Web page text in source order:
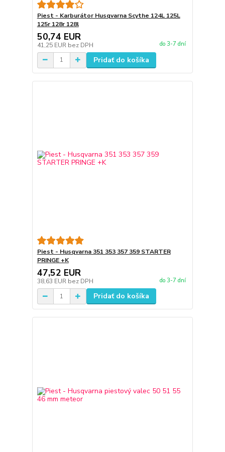
Piest - Karburátor Husqvarna Scythe 124L 125L
125r 128r 128l
50,74 EUR
41,25 EUR bez DPH do 3-7 dní
Pridať do košíka
Piest - Husqvarna 351 353 357 359 STARTER
PRINGE +K
47,52 EUR
38,63 EUR bez DPH do 3-7 dní
Pridať do košíka